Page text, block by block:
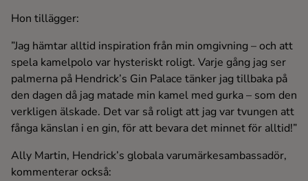
Hon tillägger:
”Jag hämtar alltid inspiration från min omgivning – och att
spela kamelpolo var hysteriskt roligt. Varje gång jag ser
palmerna på Hendrick’s Gin Palace tänker jag tillbaka på
den dagen då jag matade min kamel med gurka – som den
verkligen älskade. Det var så roligt att jag var tvungen att
fånga känslan i en gin, för att bevara det minnet för alltid!”
Ally Martin, Hendrick’s globala varumärkesambassadör,
kommenterar också: